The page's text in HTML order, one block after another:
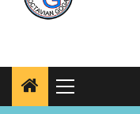
Primary
Menu